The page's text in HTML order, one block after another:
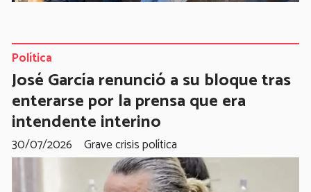
José García renunció a su bloque tras
enterarse por la prensa que era
intendente interino
Grave crisis política
Política
30/07/2026